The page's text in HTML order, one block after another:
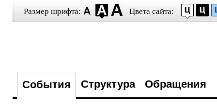
Размер шрифта: Цвета сайта:
События Структура Обращения